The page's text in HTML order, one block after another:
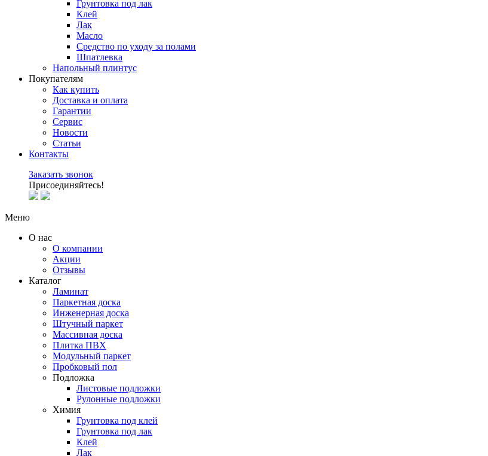
Грунтовка под лак
Клей
Лак
Масло
Средство по уходу за полами
Шпатлевка
Напольный плинтус
Покупателям
Как купить
Доставка и оплата
Гарантии
Сервис
Новости
Статьи
Контакты
Заказать звонок
Присоединяйтесь!
Меню
О нас
О компании
Акции
Отзывы
Каталог
Ламинат
Паркетная доска
Инженерная доска
Штучный паркет
Массивная доска
Плитка ПВХ
Модульный паркет
Пробковый пол
Подложка
Листовые подложки
Рулонные подложки
Химия
Грунтовка под клей
Грунтовка под лак
Клей
Лак